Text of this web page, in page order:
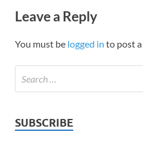
Leave a Reply
You must be logged in to post
SUBSCRIBE